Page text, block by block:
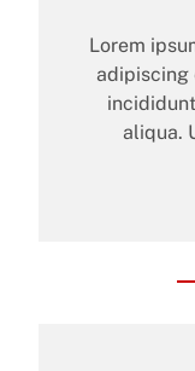
Lorem
adipiscing
aliqua.